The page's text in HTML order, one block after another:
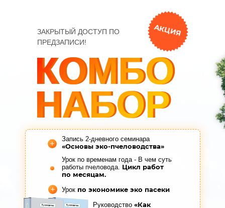
КОМБО
НАБОР
КОМБО
НАБОР
ЗАКРЫТЫЙ ДОСТУП ПО
ПРЕДЗАПИСИ!
АКЦИЯ
Запись 2-дневного семинара
«Основы эко-пчеловодства»
Урок по временам года - В чем суть
работы пчеловода. Цикл работ
по месяцам.
Урок по экономике эко пасеки
Руководство «Как